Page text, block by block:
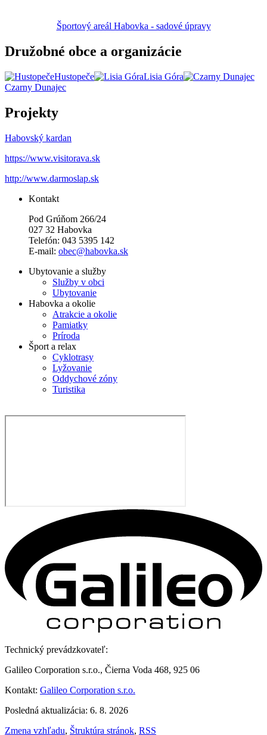
Športový areál Habovka - sadové úpravy
Družobné obce a organizácie
Hustopeče
Lisia Góra
Czarny Dunajec
Projekty
Habovský kardan
https://www.visitorava.sk
http://www.darmoslap.sk
Kontakt
Pod Grúňom 266/24
027 32 Habovka
Telefón: 043 5395 142
E-mail: obec@habovka.sk
Ubytovanie a služby
Služby v obci
Ubytovanie
Habovka a okolie
Atrakcie a okolie
Pamiatky
Príroda
Šport a relax
Cyklotrasy
Lyžovanie
Oddychové zóny
Turistika
Technický prevádzkovateľ:
Galileo Corporation s.r.o., Čierna Voda 468, 925 06
Kontakt: Galileo Corporation s.r.o.
Posledná aktualizácia: 6. 8. 2026
Zmena vzhľadu, Štruktúra stránok, RSS